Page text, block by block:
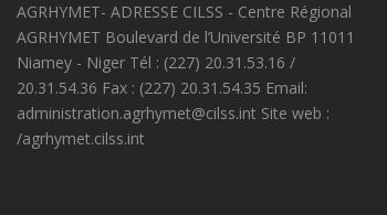
AGRHYMET- ADRESSE CILSS - Centre Régional
AGRHYMET Boulevard de l’Université BP 11011
Niamey - Niger Tél : (227) 20.31.53.16 /
20.31.54.36 Fax : (227) 20.31.54.35 Email:
administration.agrhymet@cilss.int Site web :
/agrhymet.cilss.int